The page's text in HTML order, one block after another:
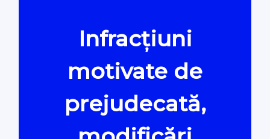
#PeScurt din Parlament
Infracțiuni
motivate de
prejudecată,